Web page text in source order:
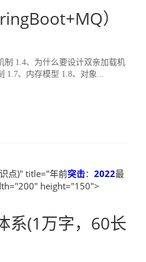
）
制 1.4、为什么要设计双亲加载机
1.7、内存模型 1.8、对象...
点)" title="年前突击： 2022最
height="150">
系(1万字，60长